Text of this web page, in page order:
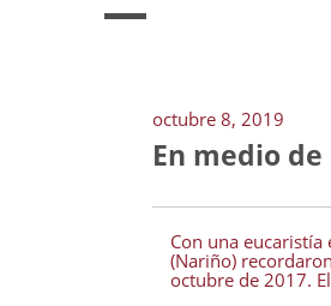
octubre 8, 2019
En medio
Con una
(Nariño)
octubre de 2017.